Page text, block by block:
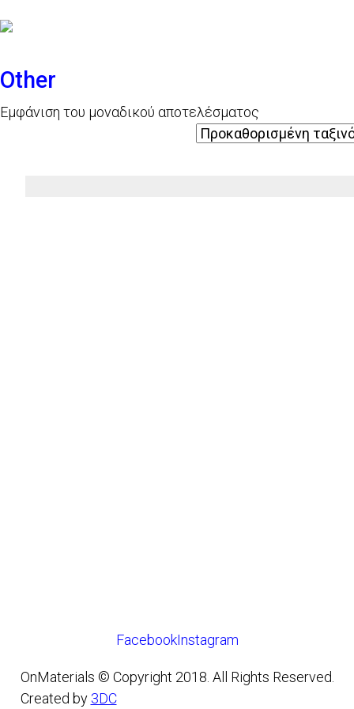
Other
Εμφάνιση του μοναδικού αποτελέσματος
OnMaterials © Copyright 2018. All Rights Reserved.
Created by 3DC
FacebookInstagram